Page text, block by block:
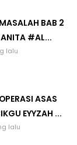
BAB 2
#AL...
lalu
ASAS
EYYZAH ...
lalu